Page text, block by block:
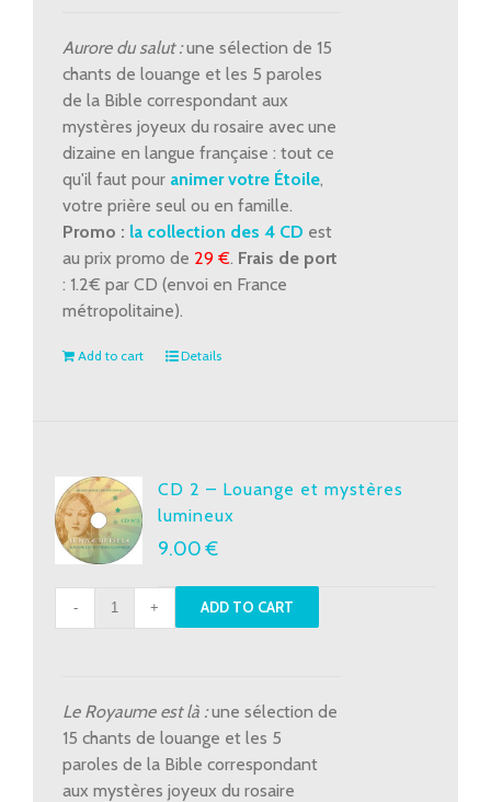
et
mystères
glorieux
quantity
Aurore du salut :une sélection de 15
chants de louange et les 5 paroles
de la Bible correspondant aux
mystères joyeux du rosaire avec une
dizaine en langue française : tout ce
qu'il faut pour animer votre Étoile,
votre prière seul ou en famille.
Promo : la collection des 4 CD est
au prix promo de 29 €. Frais de port
: 1.2€ par CD (envoi en France
métropolitaine).
Add to cart Details
CD 2 – Louange et mystères
lumineux
9.00€
CD
et
mystères
lumineux
quantity
ADD TO CART
Le Royaume est là :une sélection de
15 chants de louange et les 5
paroles de la Bible correspondant
aux mystères joyeux du rosaire